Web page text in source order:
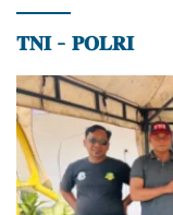
𝐓𝐍𝐈 – 𝐏𝐎𝐋𝐑𝐈